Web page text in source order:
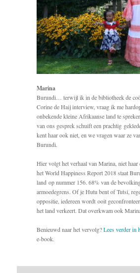
Marina
Burundi… terwijl ik in de bibliotheek de
Corine de Haij interview, vraag ik me
onbekende kleine Afrikaanse land te
van ons gesprek schuift een prachtig
kent haar ook niet, en we vragen waar ze
Burundi.
Hier volgt het verhaal van Marina, niet haar
het World Happiness Report 2018 staat
land op nummer 156. 68% van de
armoedegrens. Of je Hutu bent of Tutsi,
oppositie, iedereen wordt ooit
het land verkeert. Dat overkwam ook
Benieuwd naar het vervolg?Lees verder in
e-book.